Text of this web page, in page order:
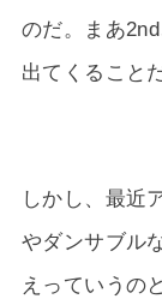
のだ。まあ
出てくること
しかし、最近
やダンサブル
えっていうの